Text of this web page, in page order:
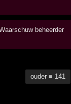
ouder ≡ 141